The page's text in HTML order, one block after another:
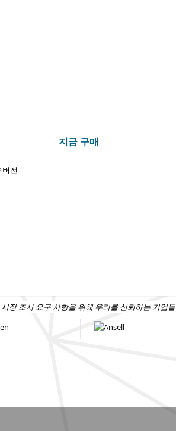
지금 구매
전
시장 조사 요구 사항을 위해 우리를 신뢰하는 기업들